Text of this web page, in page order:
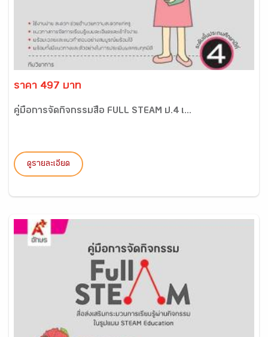
ราคา 497 บาท
คู่มือการจัดกิจกรรมสื่อ FULL STEAM ป.4 เ...
ดูรายละเอียด